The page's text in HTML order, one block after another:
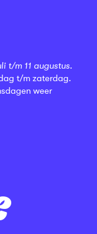
t/m 11 augustus.
t/m zaterdag.
weer